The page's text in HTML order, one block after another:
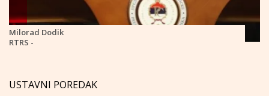
Milorad Dodik
RTRS -
USTAVNI POREDAK